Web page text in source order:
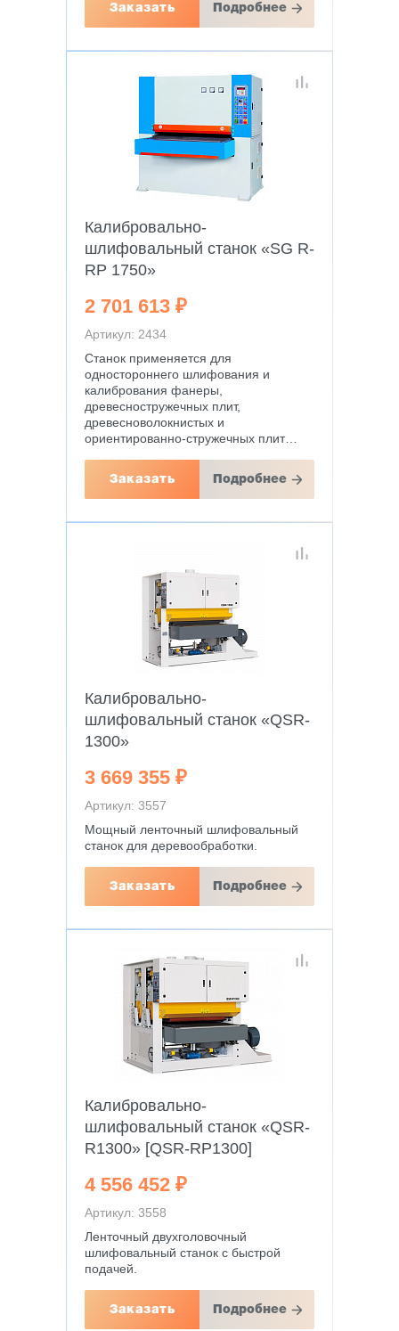
Заказать Подробнее
Калибровально-
шлифовальный станок «SG R-
RP 1750»
2 701 613 ₽
Артикул: 2434
Станок применяется для
одностороннего шлифования и
калибрования фанеры,
древесностружечных плит,
древесноволокнистых и
ориентированно-стружечных плит…
Заказать Подробнее
Калибровально-
шлифовальный станок «QSR-
1300»
3 669 355 ₽
Артикул: 3557
Мощный ленточный шлифовальный
станок для деревообработки.
Заказать Подробнее
Калибровально-
шлифовальный станок «QSR-
R1300» [QSR-RP1300]
4 556 452 ₽
Артикул: 3558
Ленточный двухголовочный
шлифовальный станок с быстрой
подачей.
Заказать Подробнее